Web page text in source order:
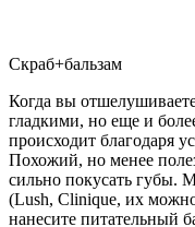
Скраб+бальзам
Когда вы
гладкими, но еще и
происходит благодаря
Похожий, но менее
сильно покусать губы.
(Lush, Clinique, их
нанесите питательный